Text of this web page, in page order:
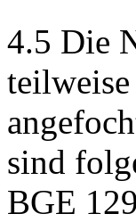
4.5 Die
teilweise
sind
BGE